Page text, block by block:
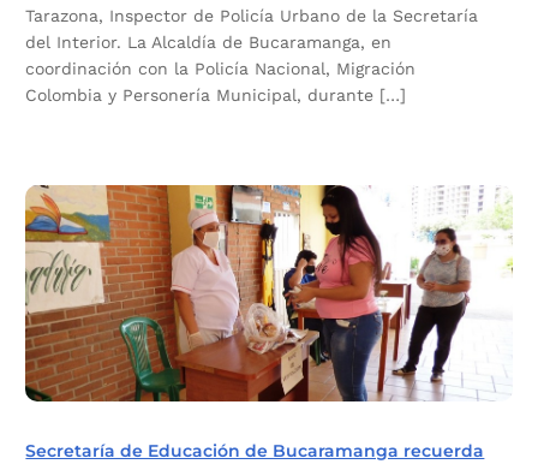
Tarazona, Inspector de Policía Urbano de la Secretaría
del Interior. La Alcaldía de Bucaramanga, en
coordinación con la Policía Nacional, Migración
Colombia y Personería Municipal, durante […]
Secretaría de Educación de Bucaramanga recuerda